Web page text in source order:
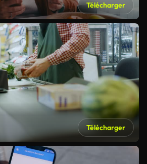
Télécharger
Télécharger